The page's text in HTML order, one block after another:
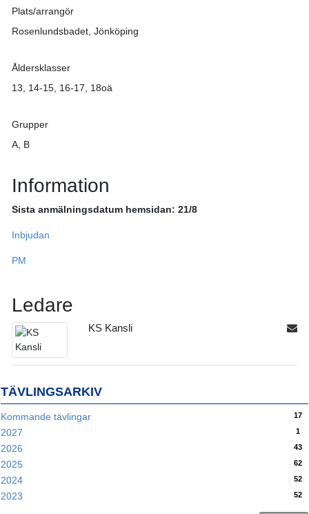
TÄVLINGSARKIV
Kommande tävlingar 17
2027 1
2026 43
2025 62
2024 52
2023 52
Plats/arrangör
Rosenlundsbadet, Jönköping
Åldersklasser
13, 14-15, 16-17, 18oä
Grupper
A, B
Information
Sista anmälningsdatum hemsidan: 21/8
Inbjudan
PM
Ledare
KS Kansli